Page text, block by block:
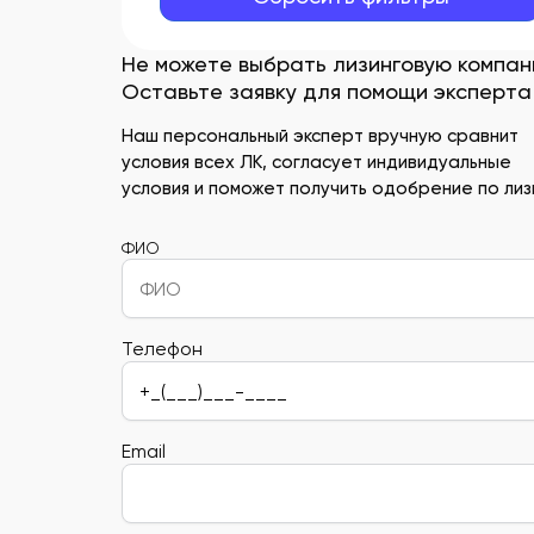
Не можете выбрать лизинговую
Оставьте заявку для помощи эксперта
Наш персональный эксперт вручную сравнит
условия всех ЛК, согласует индивидуальные
условия и поможет получить одобрение по
ФИО
Телефон
Email